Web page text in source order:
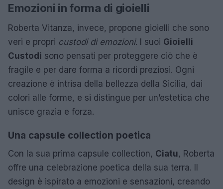
Emozioni in forma di gioielli
Roberta Vitanza, invece, propone gioielli che sono
veri e propri custodi di emozioni. I suoi Gioielli
Custodi sono pensati per proteggere ciò che è
fragile e per dare forma a ricordi preziosi. Ogni
creazione è intrisa della bellezza della Sicilia, dai
colori alle forme, e si distingue per un’estetica che
unisce grazia e forza.
Una capsule collection poetica
Con la sua prima capsule collection, Ciatu, Roberta
offre una celebrazione poetica della sua terra. Il
design è ispirato a emozioni e sensazioni, creando